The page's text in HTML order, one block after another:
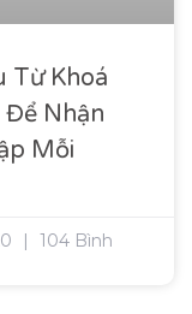
Từ Khoá
Để Nhận
Mỗi
104 Bình